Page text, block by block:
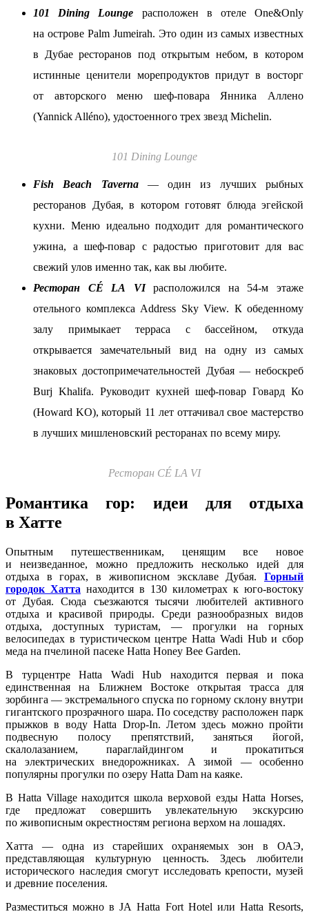
101 Dining Lounge расположен в отеле One&Only
на острове Palm Jumeirah. Это один из самых известных
в Дубае ресторанов под открытым небом, в котором
истинные ценители морепродуктов придут в восторг
от авторского меню шеф-повара Янника Аллено
(Yannick Alléno), удостоенного трех звезд Michelin.
101 Dining Lounge
Fish Beach Taverna— один из лучших рыбных
ресторанов Дубая, в котором готовят блюда эгейской
кухни. Меню идеально подходит для романтического
ужина, а шеф-повар с радостью приготовит для вас
свежий улов именно так, как вы любите.
Ресторан CÉ LA VIрасположился на 54-м этаже
отельного комплекса Address Sky View. К обеденному
залу примыкает терраса с бассейном, откуда
открывается замечательный вид на одну из самых
знаковых достопримечательностей Дубая ― небоскреб
Burj Khalifa. Руководит кухней шеф-повар Говард Ко
(Howard KO), который 11 лет оттачивал свое мастерство
в лучших мишленовский ресторанах по всему миру.
Ресторан CÉ LA VI
Романтика гор: идеи для отдыха
в Хатте
Опытным путешественникам, ценящим все новое
и неизведанное, можно предложить несколько идей для
отдыха в горах, в живописном эксклаве Дубая. Горный
городок Хатта находится в 130 километрах к юго-востоку
от Дубая. Сюда съезжаются тысячи любителей активного
отдыха и красивой природы. Среди разнообразных видов
отдыха, доступных туристам, — прогулки на горных
велосипедах в туристическом центре Hatta Wadi Hub и сбор
меда на пчелиной пасеке Hatta Honey Bee Garden.
В турцентре Hatta Wadi Hub находится первая и пока
единственная на Ближнем Востоке открытая трасса для
зорбинга — экстремального спуска по горному склону внутри
гигантского прозрачного шара. По соседству расположен парк
прыжков в воду Hatta Drop-In. Летом здесь можно пройти
подвесную полосу препятствий, заняться йогой,
скалолазанием, параглайдингом и прокатиться
на электрических внедорожниках. А зимой — особенно
популярны прогулки по озеру Hatta Dam на каяке.
В Hatta Village находится школа верховой езды Hatta Horses,
где предложат совершить увлекательную экскурсию
по живописным окрестностям региона верхом на лошадях.
Хатта — одна из старейших охраняемых зон в ОАЭ,
представляющая культурную ценность. Здесь любители
исторического наследия смогут исследовать крепости, музей
и древние поселения.
Разместиться можно в JA Hatta Fort Hotel или Hatta Resorts,